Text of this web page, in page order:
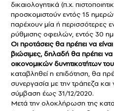
δικαιολογητικά (π.χ.
προσκομιστούν εντός 15
παρέχουν μία ή περισσότερες
ρύθμισης οφειλών, εντός 30
Οι προτάσεις θα πρέπει να
βιώσιμες, δηλαδή θα πρέπει να
οικονομικών δυνητικοτήτων
καταβληθεί η επιδότηση, θα
συνεργασία με την τράπεζα και
σύμβαση έως 31/12/2020.
Μετά την ολοκλήρωση της